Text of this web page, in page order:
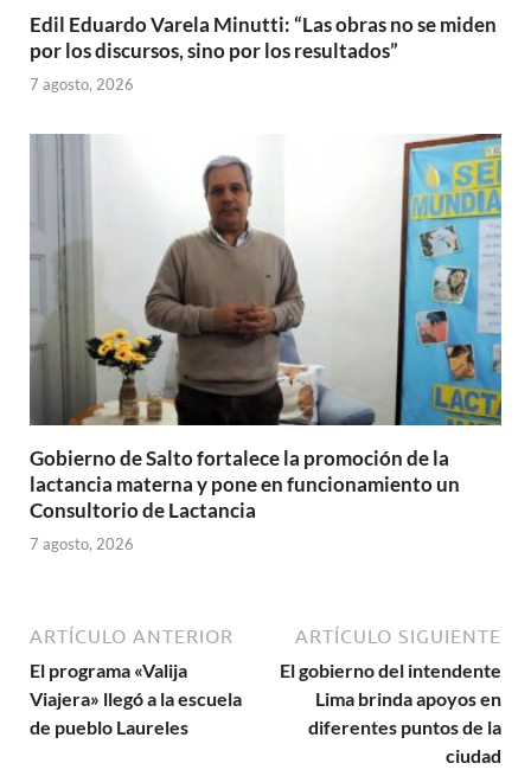
Edil Eduardo Varela Minutti: “Las obras no se miden
por los discursos, sino por los resultados”
7 agosto, 2026
Gobierno de Salto fortalece la promoción de la
lactancia materna y pone en funcionamiento un
Consultorio de Lactancia
7 agosto, 2026
ARTÍCULO ANTERIOR
El programa «Valija
Viajera» llegó a la escuela
de pueblo Laureles
ARTÍCULO SIGUIENTE
El gobierno del intendente
Lima brinda apoyos en
diferentes puntos de la
ciudad